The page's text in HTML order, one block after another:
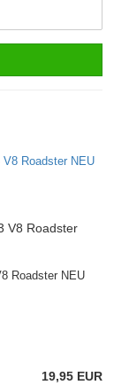
V8 Roadster
Roadster NEU
19,95 EUR